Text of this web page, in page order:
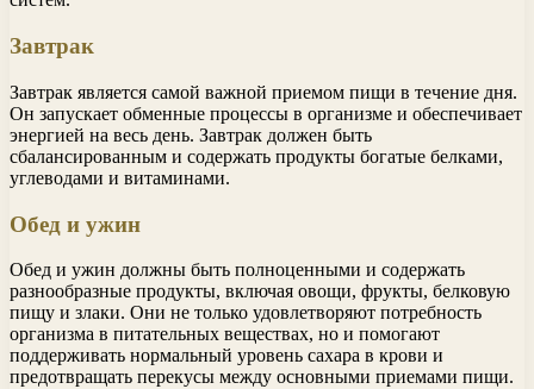
Завтрак
Завтрак является самой важной приемом пищи в течение дня.
Он запускает обменные процессы в организме и обеспечивает
энергией на весь день. Завтрак должен быть
сбалансированным и содержать продукты богатые белками,
углеводами и витаминами.
Обед и ужин
Обед и ужин должны быть полноценными и содержать
разнообразные продукты, включая овощи, фрукты, белковую
пищу и злаки. Они не только удовлетворяют потребность
организма в питательных веществах, но и помогают
поддерживать нормальный уровень сахара в крови и
предотвращать перекусы между основными приемами пищи.